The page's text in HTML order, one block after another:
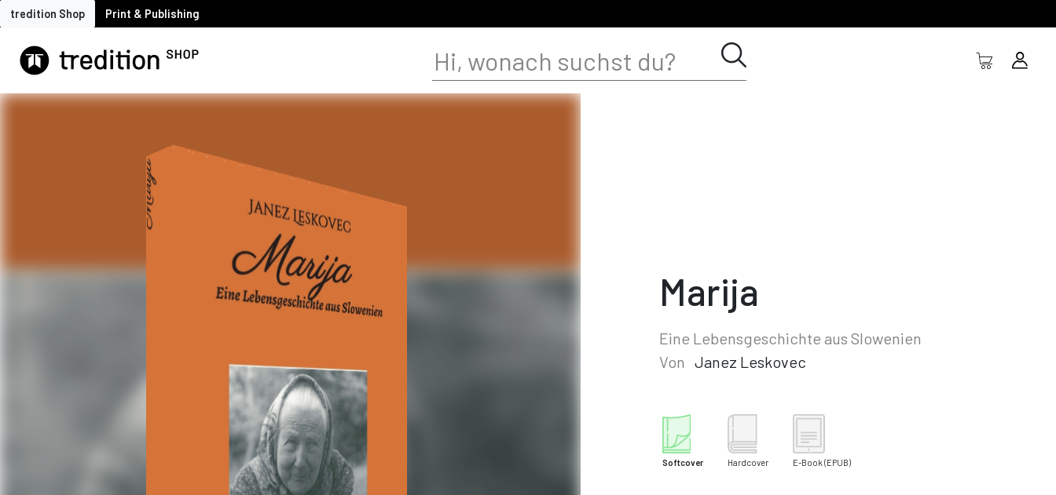
tredition Shop Print & Publishing
Marija
Eine Lebensgeschichte aus Slowenien
Von Janez Leskovec
Softcover Hardcover E-Book (EPUB)